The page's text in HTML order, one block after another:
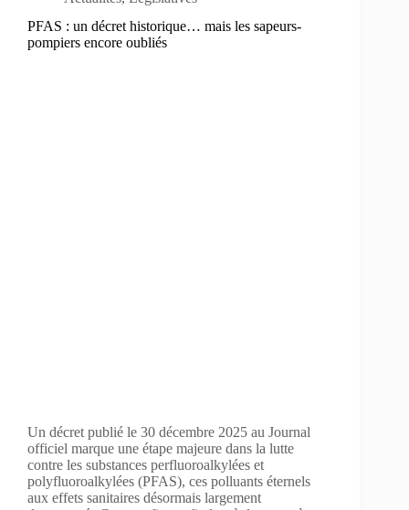
PFAS : un décret historique… mais les sapeurs-
pompiers encore oubliés
Un décret publié le 30 décembre 2025 au Journal
officiel marque une étape majeure dans la lutte
contre les substances perfluoroalkylées et
polyfluoroalkylées (PFAS), ces polluants éternels
aux effets sanitaires désormais largement